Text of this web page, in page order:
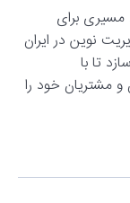
برای
نوین در ایران
تا با
و مشتریان خود را